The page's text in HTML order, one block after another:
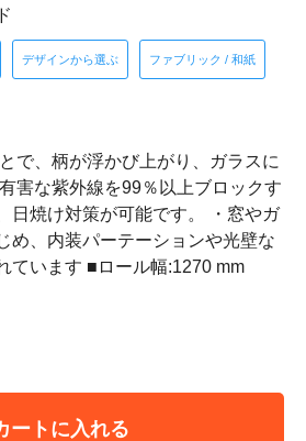
デザインから選ぶ ファブリック / 和紙
で、柄が浮かび上がり、ガラスに
害な紫外線を99％以上ブロックす
日焼け対策が可能です。 ・窓やガ
め、内装パーテーションや光壁な
ています ■ロール幅:1270 mm
ートに入れる